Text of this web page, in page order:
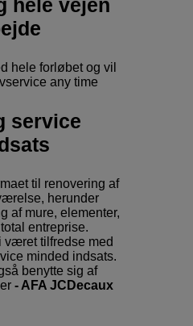
hele vejen
hele forløbet og vil
any time
service
til renovering af
herunder
af mure, elementer,
entreprise.
været tilfredse med
minded indsats.
benytte sig af
- AFA JCDecaux